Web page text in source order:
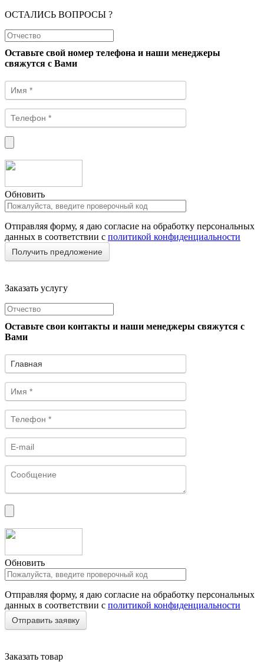
ОСТАЛИСЬ ВОПРОСЫ ?
Оставьте свой номер телефона и наши менеджеры
свяжутся с Вами
Обновить
Отправляя форму, я даю согласие на обработку персональных
данных в соответствии с политикой конфиденциальности
Заказать услугу
Оставьте свои контакты и наши менеджеры свяжутся с
Вами
Обновить
Отправляя форму, я даю согласие на обработку персональных
данных в соответствии с политикой конфиденциальности
Заказать товар